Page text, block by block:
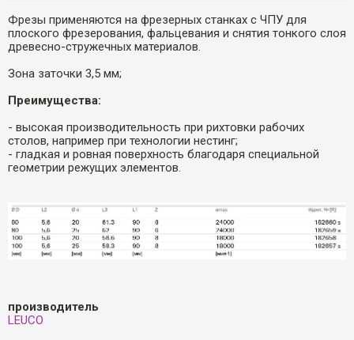
Фрезы применяются на фрезерных станках с ЧПУ для
плоского фрезерования, фальцевания и снятия тонкого слоя
древесно-стружечных материалов.
Зона заточки 3,5 мм;
Преимущества:
- высокая производительность при рихтовки рабочих
столов, например при технологии нестинг;
- гладкая и ровная поверхность благодаря специальной
геометрии режущих элементов.
производитель
LEUCO